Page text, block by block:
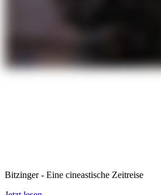
Bitzinger - Eine cineastische Zeitreise